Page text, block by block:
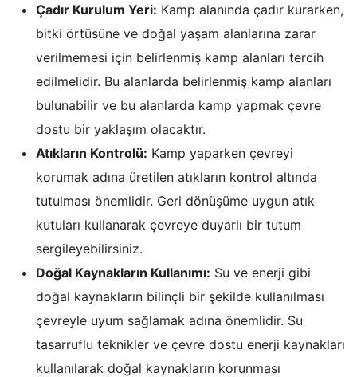
Çadır Kurulum Yeri: Kamp alanında çadır kurarken,
bitki örtüsüne ve doğal yaşam alanlarına zarar
verilmemesi için belirlenmiş kamp alanları tercih
edilmelidir. Bu alanlarda belirlenmiş kamp alanları
bulunabilir ve bu alanlarda kamp yapmak çevre
dostu bir yaklaşım olacaktır.
Atıkların Kontrolü: Kamp yaparken çevreyi
korumak adına üretilen atıkların kontrol altında
tutulması önemlidir. Geri dönüşüme uygun atık
kutuları kullanarak çevreye duyarlı bir tutum
sergileyebilirsiniz.
Doğal Kaynakların Kullanımı: Su ve enerji gibi
doğal kaynakların bilinçli bir şekilde kullanılması
çevreyle uyum sağlamak adına önemlidir. Su
tasarruflu teknikler ve çevre dostu enerji kaynakları
kullanılarak doğal kaynakların korunması